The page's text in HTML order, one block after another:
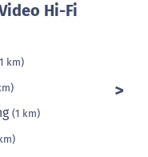
Hi-Fi
km)
(1 km)